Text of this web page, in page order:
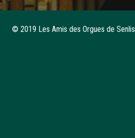
© 2019 Les Amis des Orgues de Senlis